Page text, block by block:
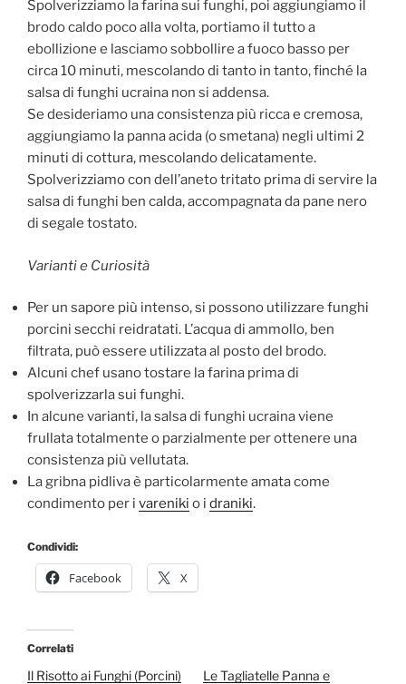
Spolverizziamo la farina sui funghi, poi aggiungiamo il
brodo caldo poco alla volta, portiamo il tutto a
ebollizione e lasciamo sobbollire a fuoco basso per
circa 10 minuti, mescolando di tanto in tanto, finché la
salsa di funghi ucraina non si addensa.
Se desideriamo una consistenza più ricca e cremosa,
aggiungiamo la panna acida (o smetana) negli ultimi 2
minuti di cottura, mescolando delicatamente.
Spolverizziamo con dell’aneto tritato prima di servire la
salsa di funghi ben calda, accompagnata da pane nero
di segale tostato.
Varianti e Curiosità
Per un sapore più intenso, si possono utilizzare funghi
porcini secchi reidratati. L’acqua di ammollo, ben
filtrata, può essere utilizzata al posto del brodo.
Alcuni chef usano tostare la farina prima di
spolverizzarla sui funghi.
In alcune varianti, la salsa di funghi ucraina viene
frullata totalmente o parzialmente per ottenere una
consistenza più vellutata.
La gribna pidliva è particolarmente amata come
condimento per i vareniki o i draniki.
Condividi:
Facebook X
Correlati
Il Risotto ai Funghi (Porcini)
Le Tagliatelle Panna e